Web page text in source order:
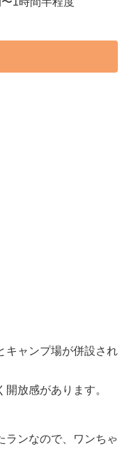
キャンプ場が併設され
放感があります。
ランなので、ワンちゃ